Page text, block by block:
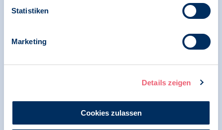
Statistiken
Marketing
Details zeigen
Cookies zulassen
Pressemitteilung | Psychologie und Arbeit |
bei der Arbeit – damit Menschen nicht nur
trotz, sondern im Einklang mit ihrer Arbeit